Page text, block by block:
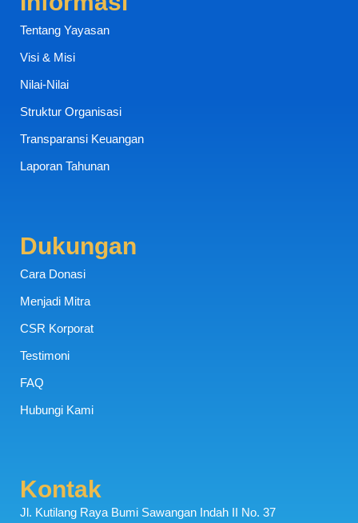
Tentang Yayasan
Visi & Misi
Nilai-Nilai
Struktur Organisasi
Transparansi Keuangan
Laporan Tahunan
Dukungan
Cara Donasi
Menjadi Mitra
CSR Korporat
Testimoni
FAQ
Hubungi Kami
Kontak
Jl. Kutilang Raya Bumi Sawangan Indah II No. 37